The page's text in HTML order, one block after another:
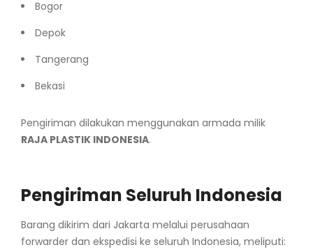
Bogor
Depok
Tangerang
Bekasi
Pengiriman dilakukan menggunakan armada milik
RAJA PLASTIK INDONESIA.
Pengiriman Seluruh Indonesia
Barang dikirim dari Jakarta melalui perusahaan
forwarder dan ekspedisi ke seluruh Indonesia, meliputi: